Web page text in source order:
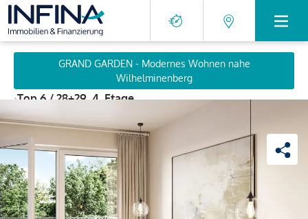
GRAND GARDEN - Modernes Wohnen nahe
Wilhelminenberg
›Top 6 / 28+29, 4. Etage